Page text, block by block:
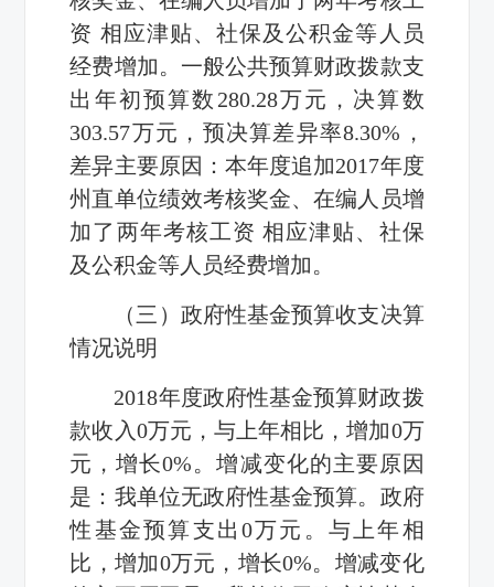
资 相应津贴、社保及公积金等人员
经费增加。一般公共预算财政拨款支
出年初预算数280.28万元，决算数
303.57万元，预决算差异率8.30%，
差异主要原因：本年度追加2017年度
州直单位绩效考核奖金、在编人员增
加了两年考核工资 相应津贴、社保
及公积金等人员经费增加。
（三）政府性基金预算收支决算
情况说明
2018年度政府性基金预算财政拨
款收入0万元，与上年相比，增加0万
元，增长0%。增减变化的主要原因
是：我单位无政府性基金预算。政府
性基金预算支出0万元。与上年相
比，增加0万元，增长0%。增减变化